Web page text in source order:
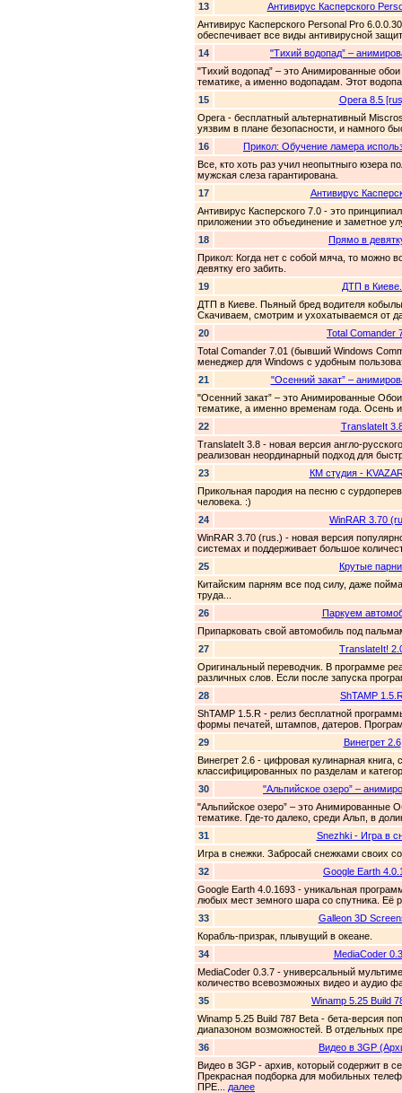
13
Антивирус Касперского
Антивирус Касперского Personal Pro
обеспечивает все виды антивирусной
14
"Тихий водопад” –
"Тихий водопад” – это Анимированные
тематике, а именно водопадам. Этот
15
Opera 8.5
Opera - бесплатный альтернативный
уязвим в плане безопасности, и намного
16
Прикол: Обучение ламера
Все, кто хоть раз учил неопытныго юзера
мужская слеза гарантирована.
17
Антивирус
Антивирус Касперского 7.0 - это
приложении это объединение и заметное
18
Прямо в
Прикол: Когда нет с собой мяча, то можно
девятку его забить.
19
ДТП в Киеве.
ДТП в Киеве. Пьяный бред водителя
Скачиваем, смотрим и ухохатываемся от
20
Total Comander
Total Comander 7.01 (бывший Windows
менеджер для Windows с удобным
21
"Осенний закат” –
"Осенний закат” – это Анимированные
тематике, а именно временам года. Осень
22
TranslateIt
TranslateIt 3.8 - новая версия англо-
реализован неординарный подход для
23
КМ студия -
Прикольная пародия на песню с
человека. :)
24
WinRAR 3.70
WinRAR 3.70 (rus.) - новая версия
системах и поддерживает большое
25
Крутые
Китайским парням все под силу, даже
труда...
26
Паркуем
Припарковать свой автомобиль под
27
TranslateIt!
Оригинальный переводчик. В программе
различных слов. Если после запуска
28
ShTAMP
ShTAMP 1.5.R - релиз бесплатной
формы печатей, штампов, датеров.
29
Винегрет 2.6
Винегрет 2.6 - цифровая кулинарная
классифицированных по разделам и
30
"Альпийское озеро” –
"Альпийское озеро” – это Анимированные
тематике. Где-то далеко, среди Альп, в
31
Snezhki - Игра в
Игра в снежки. Забросай снежками своих
32
Google Earth
Google Earth 4.0.1693 - уникальная
любых мест земного шара со спутника. Её
33
Galleon 3D
Корабль-призрак, плывущий в океане.
34
MediaCoder
MediaCoder 0.3.7 - универсальный
количество всевозможных видео и аудио
35
Winamp 5.25 Build
Winamp 5.25 Build 787 Beta - бета-версия
диапазоном возможностей. В отдельных
36
Видео в 3GP
Видео в 3GP - архив, который содержит в
Прекрасная подборка для мобильных
ПРЕ... далее